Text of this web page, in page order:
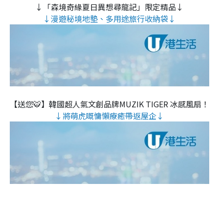
↓「森境奇緣夏日異想尋龍記」限定精品↓
↓漫遊秘境地墊、多用途旅行收納袋↓
【送您🐯】韓國超人氣文創品牌MUZIK TIGER 冰感風扇！
↓將萌虎嘅慵懶療癒帶返屋企↓